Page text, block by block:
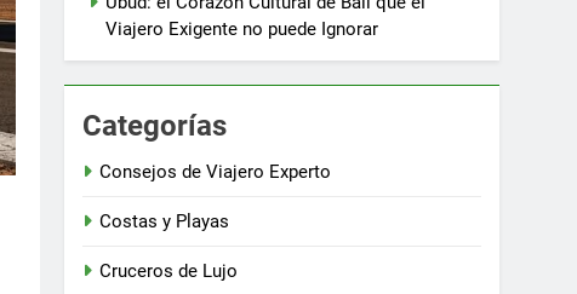
Viajero Exigente no puede Ignorar
Categorías
Consejos de Viajero Experto
Costas y Playas
Cruceros de Lujo